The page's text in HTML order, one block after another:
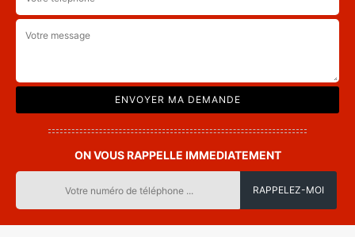
ON VOUS RAPPELLE IMMEDIATEMENT